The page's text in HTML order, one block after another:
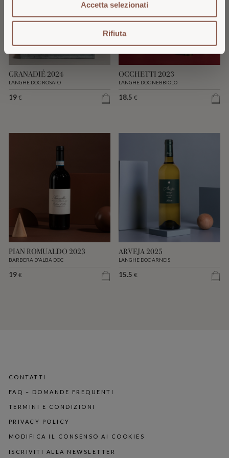
Accetta selezionati
Rifiuta
GRANADIÉ 2024
LANGHE DOC ROSATO
19 €
OCCHETTI 2023
LANGHE DOC NEBBIOLO
18.5€
PIAN ROMUALDO 2023
BARBERA D'ALBA DOC
19 €
ARVEJA 2025
LANGHE DOC ARNEIS
15.5€
CONTATTI
FAQ – DOMANDE FREQUENTI
TERMINI E CONDIZIONI
PRIVACY POLICY
MODIFICA IL CONSENSO AI COOKIES
ISCRIVITI ALLA NEWSLETTER